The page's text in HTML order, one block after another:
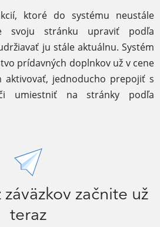
ktoré do systému neustále
svoju stránku upraviť podľa
ju stále aktuálnu. Systém
prídavných doplnkov už v cene
aktivovať, jednoducho prepojiť s
umiestniť na stránky podľa
začnite už
teraz